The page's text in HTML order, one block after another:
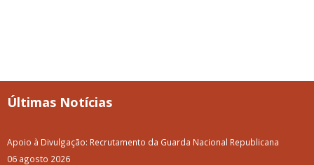
Últimas Notícias
Apoio à Divulgação: Recrutamento da Guarda Nacional Republicana
06 agosto 2026